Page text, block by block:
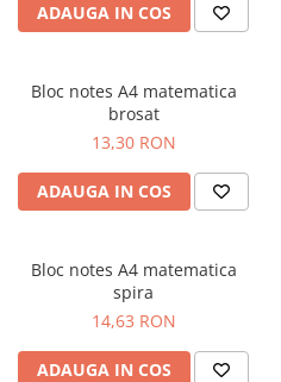
ADAUGA IN COS
Bloc notes A4 matematica
brosat
13,30 RON
ADAUGA IN COS
Bloc notes A4 matematica
spira
14,63 RON
ADAUGA IN COS